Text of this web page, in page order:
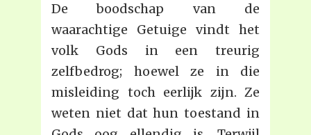
De boodschap van de
waarachtige Getuige vindt het
volk Gods in een treurig
zelfbedrog; hoewel ze in die
misleiding toch eerlijk zijn. Ze
weten niet dat hun toestand in